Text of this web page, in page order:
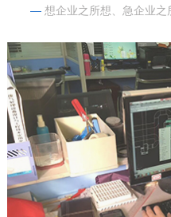
— 想企业之所想、急企业